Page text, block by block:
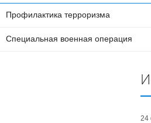
Профилактика терроризма
Специальная военная операция
24